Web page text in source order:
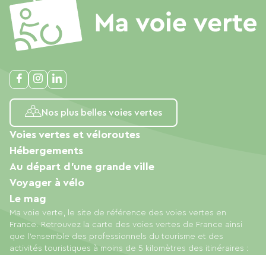
Nos plus belles voies vertes
Ma voie verte, le site de référence des voies vertes en
France. Retrouvez la carte des voies vertes de France ainsi
que l'ensemble des professionnels du tourisme et des
activités touristiques à moins de 5 kilomètres des itinéraires :
Voies vertes et véloroutes
Hébergements
Au départ d'une grande ville
Voyager à vélo
Le mag